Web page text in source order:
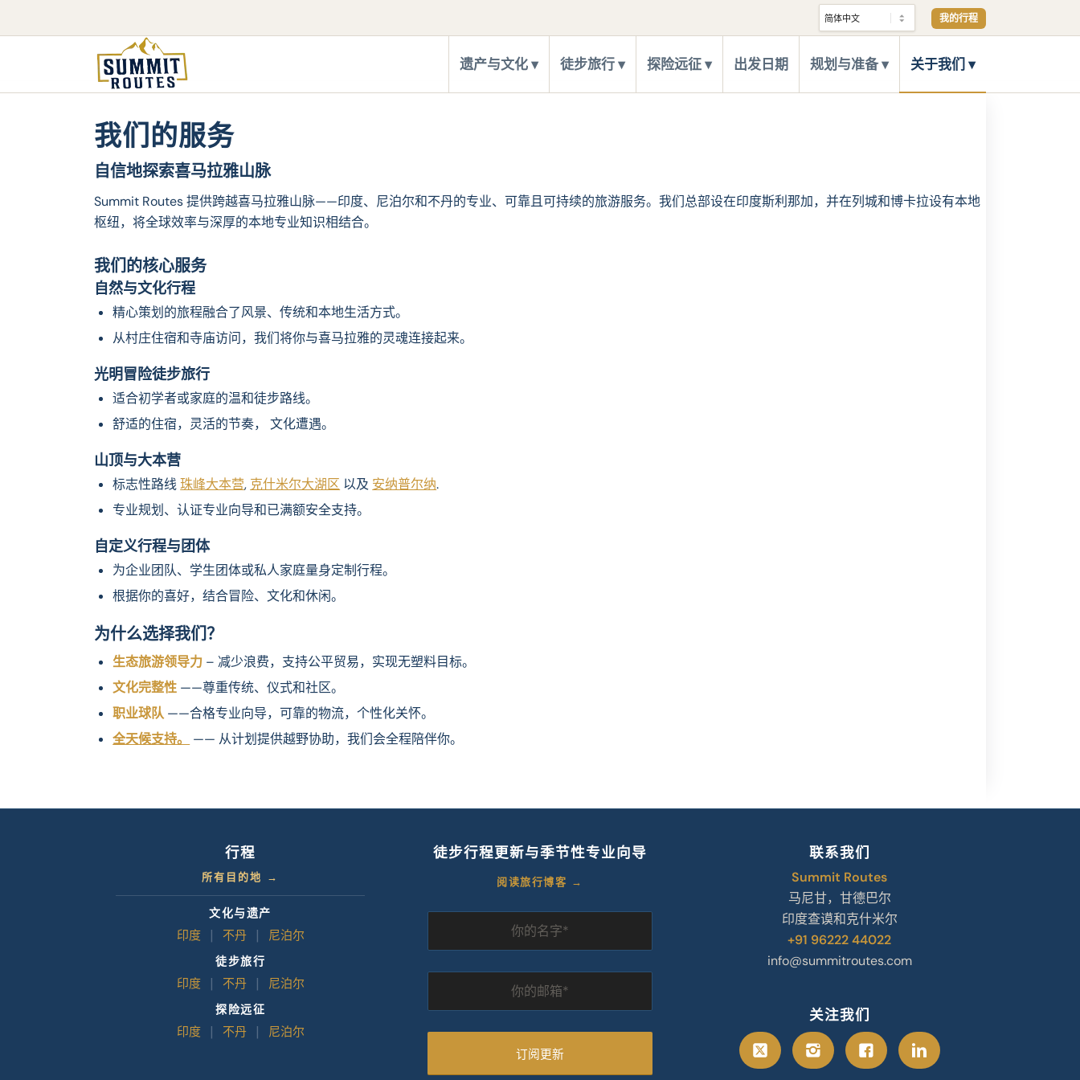
我的行程
遗产与文化 徒步旅行 探险远征 出发日期 规划与准备 关于我们
我们的服务
自信地探索喜马拉雅山脉
Summit Routes 提供跨越喜马拉雅山脉——印度、尼泊尔和不丹的专业、可靠且可持续的旅游服务。我们总部设在印度斯利那加，并在列城和博卡拉设有本地
枢纽，将全球效率与深厚的本地专业知识相结合。
我们的核心服务
自然与文化行程
精心策划的旅程融合了风景、传统和本地生活方式。
从村庄住宿和寺庙访问，我们将你与喜马拉雅的灵魂连接起来。
光明冒险徒步旅行
适合初学者或家庭的温和徒步路线。
舒适的住宿，灵活的节奏， 文化遭遇。
山顶与大本营
标志性路线珠峰大本营, 克什米尔大湖区 以及 安纳普尔纳.
专业规划、认证专业向导和已满额安全支持。
自定义行程与团体
为企业团队、学生团体或私人家庭量身定制行程。
根据你的喜好，结合冒险、文化和休闲。
为什么选择我们？
生态旅游领导力 – 减少浪费，支持公平贸易，实现无塑料目标。
文化完整性 ——尊重传统、仪式和社区。
职业球队 ——合格专业向导，可靠的物流，个性化关怀。
全天候支持。
—— 从计划提供越野协助，我们会全程陪伴你。
行程
所有目的地 →
文化与遗产
印度
不丹 尼泊尔
徒步旅行
印度
不丹 尼泊尔
探险远征
印度
不丹 尼泊尔
徒步行程更新与季节性专业向导
阅读旅行博客 →
联系我们
Summit Routes
马尼甘，甘德巴尔
印度查谟和克什米尔
+91 96222 44022
info@summitroutes.com
关注我们